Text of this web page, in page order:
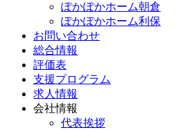
ぽかぽかホーム朝倉
ぽかぽかホーム利保
お問い合わせ
総合情報
評価表
支援プログラム
求人情報
会社情報
代表挨拶